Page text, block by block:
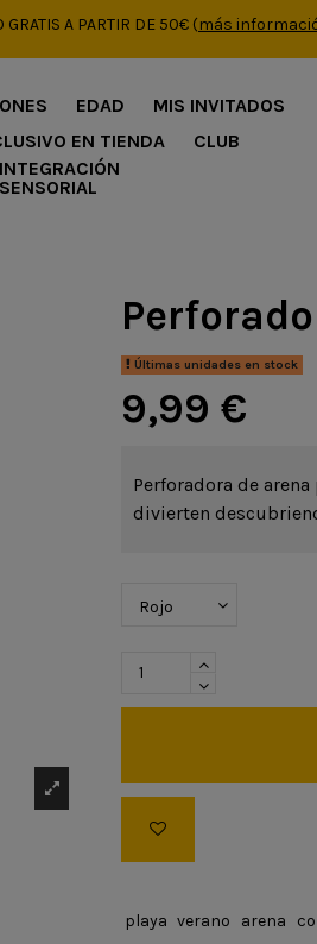
GRATIS A PARTIR DE 50€ (más
EDAD
MIS INVITADOS
EN TIENDA
CLUB
INTEGRACIÓN
SENSORIAL
Últimas unidades en stock
9,99 €
Perforadora de
divierten
playa verano arena